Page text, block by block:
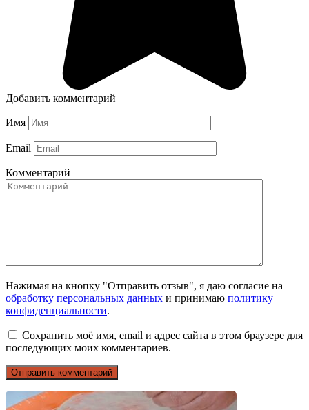
Добавить комментарий
Имя
Email
Комментарий
Нажимая на кнопку "Отправить отзыв", я даю согласие на
обработку персональных данных и принимаю политику
конфиденциальности.
Сохранить моё имя, email и адрес сайта в этом браузере для
последующих моих комментариев.